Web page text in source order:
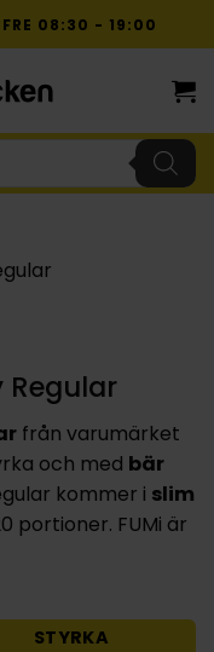
08:30 - 19:00
Regular
från varumärket
och med bär
kommer i slim
portioner. FUMi är
STYRKA